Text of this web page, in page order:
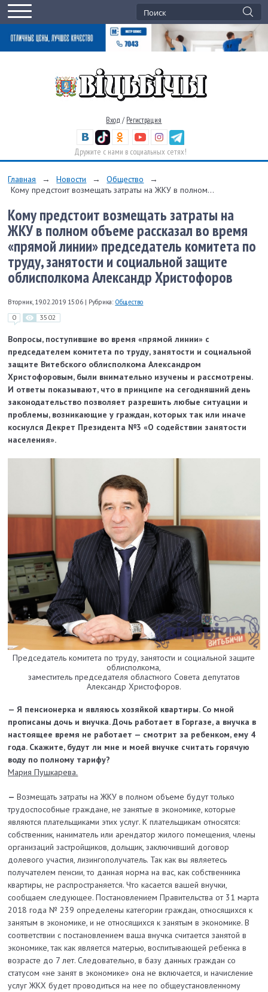
Вход / Регистрация
Дружите с нами в социальных сетях!
Главная → Новости → Общество
→
Кому предстоит возмещать затраты на ЖКУ в полном...
Кому предстоит возмещать затраты на
ЖКУ в полном объеме рассказал во время
«прямой линии» председатель комитета по
труду, занятости и социальной защите
облисполкома Александр Христофоров
Вторник, 19.02.2019 15:06 | Рубрика: Общество
0 3502
Вопросы, поступившие во время «прямой линии» с
председателем комитета по труду, занятости и социальной
защите Витебского облисполкома Александром
Христофоровым, были внимательно изучены и рассмотрены.
И ответы показывают, что в принципе на сегодняшний день
законодательство позволяет разрешить любые ситуации и
проблемы, возникающие у граждан, которых так или иначе
коснулся Декрет Президента №3 «О содействии занятости
населения».
Председатель комитета по труду, занятости и социальной защите
облисполкома,
заместитель председателя областного Совета депутатов
Александр Христофоров.
— Я пенсионерка и являюсь хозяйкой квартиры. Со мной
прописаны дочь и внучка. Дочь работает в Горгазе, а внучка в
настоящее время не работает — смотрит за ребенком, ему 4
года. Скажите, будут ли мне и моей внучке считать горячую
воду по полному тарифу?
Мария Пушкарева.
—Возмещать затраты на ЖКУ в полном объеме будут только
трудоспособные граждане, не занятые в экономике, которые
являются плательщиками этих услуг. К плательщикам относятся:
собственник, наниматель или арендатор жилого помещения, члены
организаций застройщиков, дольщик, заключивший договор
долевого участия, лизингополучатель. Так как вы являетесь
получателем пенсии, то данная норма на вас, как собственника
квартиры, не распространяется. Что касается вашей внучки,
сообщаем следующее. Постановлением Правительства от 31 марта
2018 года № 239 определены категории граждан, относящихся к
занятым в экономике, и не относящихся к занятым в экономике. В
соответствии с постановлением ваша внучка считается занятой в
экономике, так как является матерью, воспитывающей ребенка в
возрасте до 7 лет. Следовательно, в базу данных граждан со
статусом «не занят в экономике» она не включается, и начисление
услуг ЖКХ будет проводиться на нее по общеустановленному